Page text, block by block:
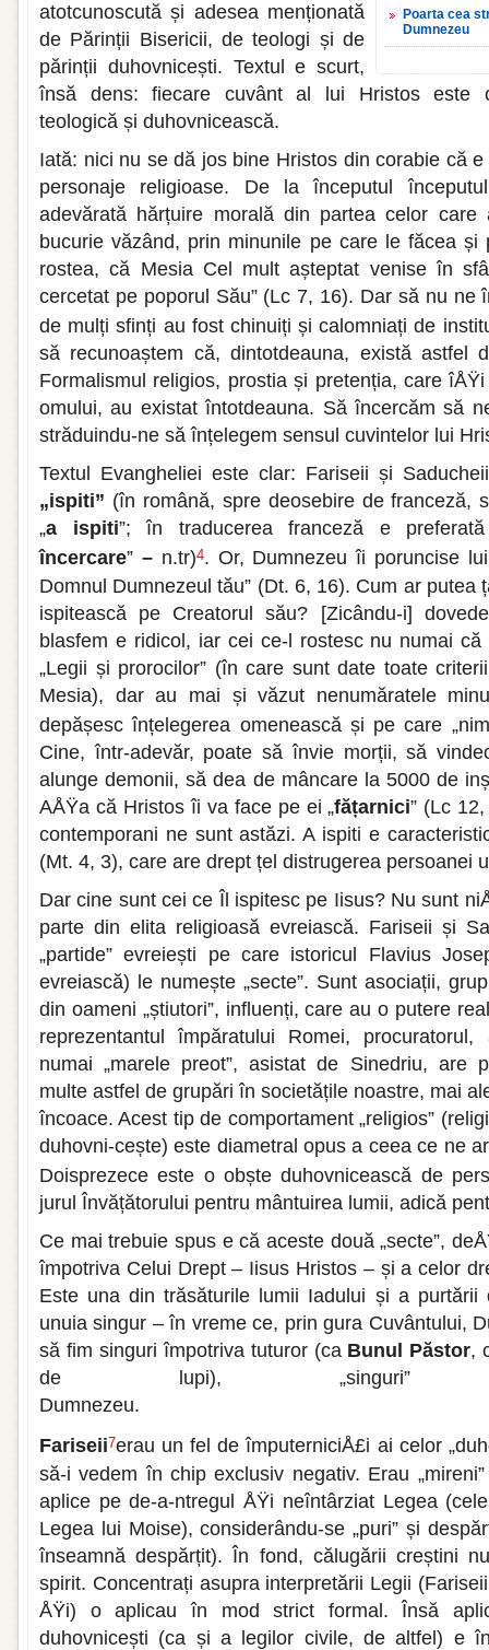
Poarta cea
Dumnezeu
atotcunoscută și adesea menționată
de Părinții Bisericii, de teologi și de
părinții duhovnicești. Textul e scurt,
însă dens: fiecare cuvânt al lui Hristos este
teologică și duhovnicească.
Iată: nici nu se dă jos bine Hristos din corabie că e
personaje religioase. De la începutul
adevărată hărțuire morală din partea celor
bucurie văzând, prin minunile pe care le făcea
rostea, că Mesia Cel mult așteptat venise în
cercetat pe poporul Său” (Lc 7, 16). Dar să nu ne
de mulți sfinți au fost chinuiți și calomniați de
să recunoaștem că, dintotdeauna, există astfel
Formalismul religios, prostia și pretenția, care
omului, au existat întotdeauna. Să încercăm să
străduindu-ne să înțelegem sensul cuvintelor lui
Textul Evangheliei este clar: Fariseii și
„ispiti” (în română, spre deosebire de franceză,
„a ispiti”; în traducerea franceză e
încercare” –n.tr)4. Or, Dumnezeu îi poruncise
Domnul Dumnezeul tău” (Dt. 6, 16). Cum ar putea
ispitească pe Creatorul său? [Zicându-i]
blasfem e ridicol, iar cei ce-l rostesc nu numai
„Legii și prorocilor” (în care sunt date toate
Mesia), dar au mai și văzut nenumăratele
depășesc înțelegerea omenească și pe care
Cine, într-adevăr, poate să învie morții, să
alunge demonii, să dea de mâncare la 5000 de
AÅŸa că Hristos îi va face pe ei „fățarnici” (Lc
contemporani ne sunt astăzi. A ispiti e
(Mt. 4, 3), care are drept țel distrugerea persoanei
Dar cine sunt cei ce Îl ispitesc pe Iisus? Nu sunt
parte din elita religioasă evreiască. Fariseii și
„partide” evreiești pe care istoricul Flavius
evreiască) le numește „secte”. Sunt asociații,
din oameni „știutori”, influenți, care au o putere
reprezentantul împăratului Romei,
numai „marele preot”, asistat de Sinedriu, are
multe astfel de grupări în societățile noastre, mai
încoace. Acest tip de comportament „religios”
duhovni-cește) este diametral opus a ceea ce ne
Doisprezece este o obște duhovnicească de
jurul Învățătorului pentru mântuirea lumii, adică
Ce mai trebuie spus e că aceste două „secte”,
împotriva Celui Drept – Iisus Hristos – și a celor
Este una din trăsăturile lumii Iadului și a purtării
unuia singur – în vreme ce, prin gura Cuvântului,
să fim singuri împotriva tuturor (ca Bunul Păstor,
de lupi),
Fariseii 7erau un fel de împuterniciÅ£i ai celor
să-i vedem în chip exclusiv negativ. Erau
aplice pe de-a-ntregul ÅŸi neîntârziat Legea
Legea lui Moise), considerându-se „puri” și
înseamnă despărțit). În fond, călugării creștini
spirit. Concentrați asupra interpretării Legii
ÅŸi) o aplicau în mod strict formal. Însă
duhovnicești (ca și a legilor civile, de altfel) e